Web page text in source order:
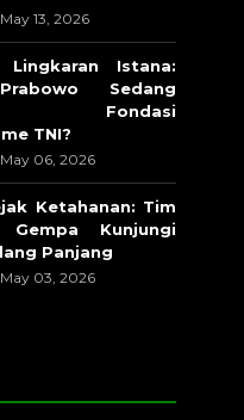
May 13, 2026
Istana:
Sedang
Fondasi
TNI?
May 06, 2026
Ketahanan: Tim
Kunjungi
Panjang
May 03, 2026